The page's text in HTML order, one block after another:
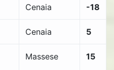
Cenaia -18
Cenaia 5
Massese 15